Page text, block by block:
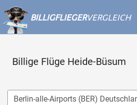
BILLIGFLIEGERVERGLEICH
Billige Flüge Heide-Büsum